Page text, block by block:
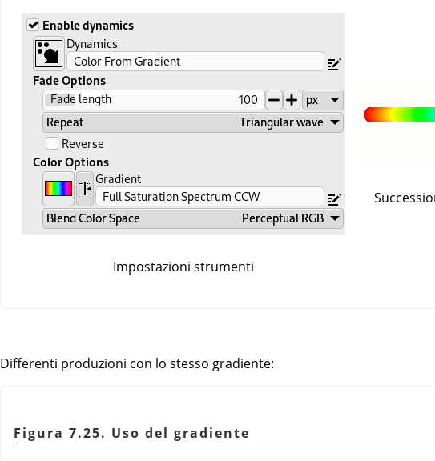
Impostazioni strumenti
Differenti produzioni con lo stesso gradiente:
Figura 7.25. Uso del gradiente